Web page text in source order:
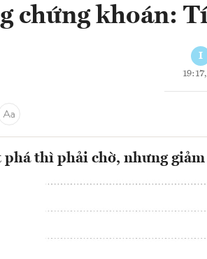
chứng khoán:
I
thì phải chờ, nhưng giảm